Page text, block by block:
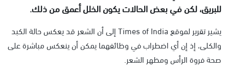
للبريق، لكن في بعض الحالات يكون الخلل أعمق من ذلك.
يشير تقرير لموقع Times of India إلى أن الشعر قد يعكس حالة الكبد
والكلى، إذ إن أي اضطراب في وظائفهما يمكن أن ينعكس مباشرة على
صحة فروة الرأس ومظهر الشعر.